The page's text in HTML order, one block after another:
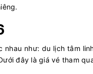
như: du lịch tâm
đây là giá vé tham